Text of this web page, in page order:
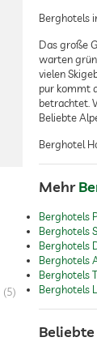
5
Berghotels
Das große
warten
vielen
pur kommt
betrachtet.
Beliebte
Berghotel
Mehr
Berghotels
Berghotels
Berghotels
Berghotels
Berghotels
Berghotels